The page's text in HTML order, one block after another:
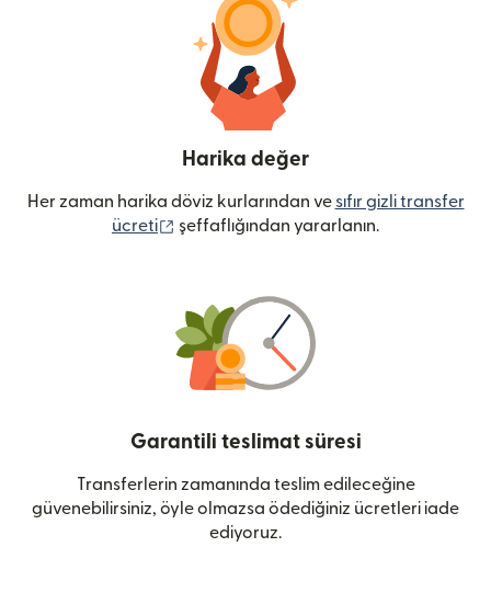
Harika değer
Her zaman harika döviz kurlarından ve sıfır gizli transfer
ücreti
(yeni pencerede açılır)
şeffaflığından yararlanın.
Garantili teslimat süresi
Transferlerin zamanında teslim edileceğine
güvenebilirsiniz, öyle olmazsa ödediğiniz ücretleri iade
ediyoruz.